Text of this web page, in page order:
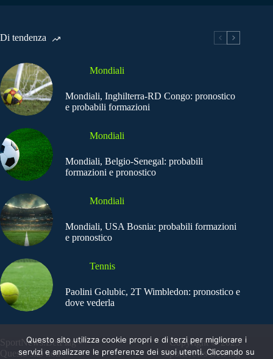
Di tendenza
Mondiali
Mondiali, Inghilterra-RD Congo: pronostico
e probabili formazioni
Mondiali
Mondiali, Belgio-Senegal: probabili
formazioni e pronostico
Mondiali
Mondiali, USA Bosnia: probabili formazioni
e pronostico
Tennis
Paolini Golubic, 2T Wimbledon: pronostico e
dove vederla
SportNews.BetFlag -
Questo sito non
Copyright © 2025
SportNews BetFlag
Questo sito utilizza cookie propri e di terzi per migliorare i
servizi e analizzare le preferenze dei suoi utenti. Cliccando su